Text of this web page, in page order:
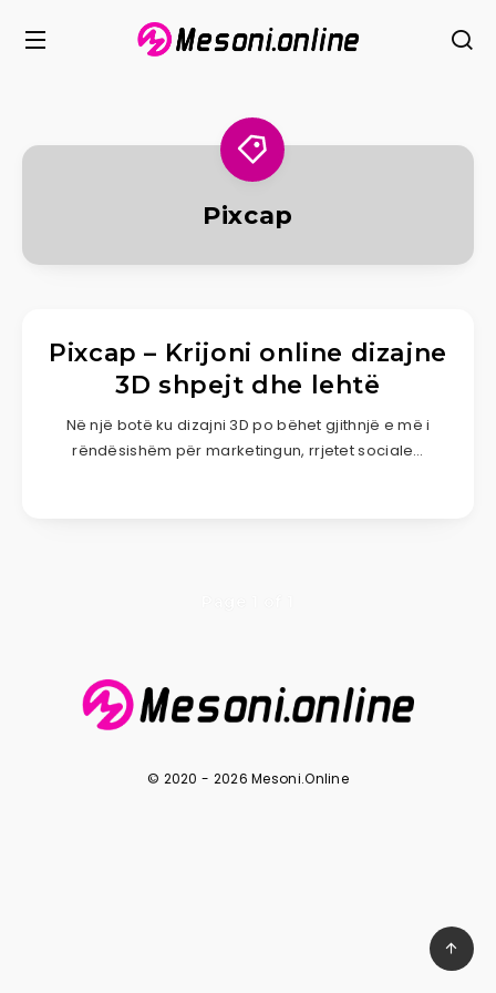
Pixcap
Pixcap – Krijoni online dizajne
3D shpejt dhe lehtë
Në një botë ku dizajni 3D po bëhet gjithnjë e më i
rëndësishëm për marketingun, rrjetet sociale…
© 2020 - 2026 Mesoni.Online